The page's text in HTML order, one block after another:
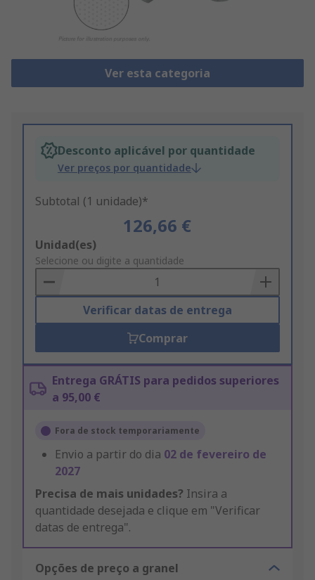
Ver esta categoria
Desconto aplicável por quantidade
Ver preços por quantidade
Subtotal (1 unidade)*
126,66 €
Add
to
Basket
Unidad(es)
Selecione ou digite a quantidade
Verificar datas de entrega
Comprar
Entrega GRÁTIS para pedidos superiores
a 95,00 €
Fora de stock temporariamente
Envio a partir do dia 02 de fevereiro de
2027
Precisa de mais unidades? Insira a
quantidade desejada e clique em "Verificar
datas de entrega".
Opções de preço a granel